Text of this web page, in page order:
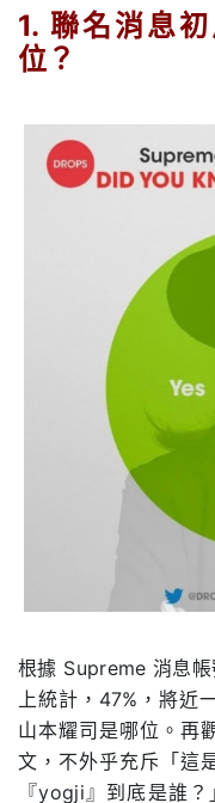
1. 聯名消息
位？
根據 Supreme 消息
上統計，47%，將近
山本耀司是哪位。再
文，不外乎充斥「這
『yogji』到底是誰